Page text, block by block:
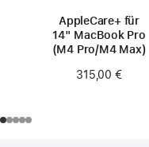
AppleCare+ für
14" MacBook Pro
(M4 Pro/M4 Max)
315,00 €